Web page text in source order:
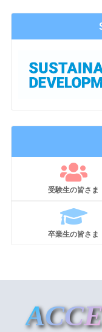
受験生の皆さま
卒業生の皆さま